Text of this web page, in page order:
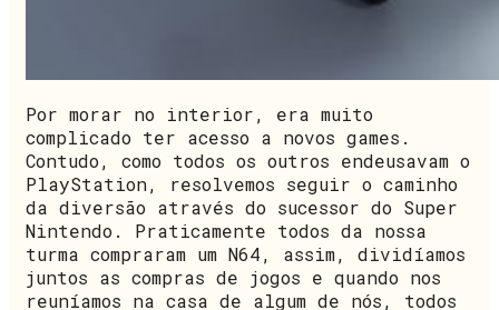
Por morar no interior, era muito
complicado ter acesso a novos games.
Contudo, como todos os outros endeusavam o
PlayStation, resolvemos seguir o caminho
da diversão através do sucessor do Super
Nintendo. Praticamente todos da nossa
turma compraram um N64, assim, dividíamos
juntos as compras de jogos e quando nos
reuníamos na casa de algum de nós, todos